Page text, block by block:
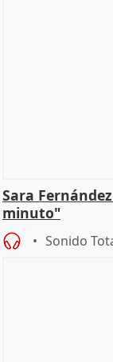
Sara
minuto"
Sonido